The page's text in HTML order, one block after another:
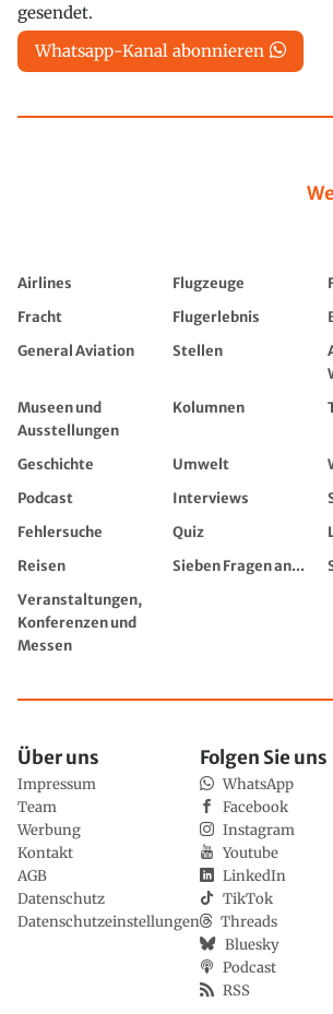
gesendet.
Whatsapp-Kanal abonnieren
Airlines Flugzeuge
Fracht
Flugerlebnis
General Aviation
Stellen
Museen und
Ausstellungen
Kolumnen
Geschichte Umwelt
Podcast
Interviews
Fehlersuche
Quiz
Reisen
Sieben Fragen an...
Veranstaltungen,
Konferenzen und
Messen
Über uns
Impressum
Team
Werbung
Kontakt
AGB
Datenschutz
Datenschutzeinstellungen
Folgen Sie uns
WhatsApp
Facebook
Instagram
Youtube
LinkedIn
TikTok
Threads
Bluesky
Podcast
RSS